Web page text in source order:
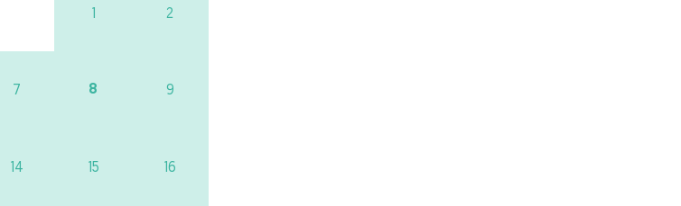
1 2
7 8 9
14 15 16